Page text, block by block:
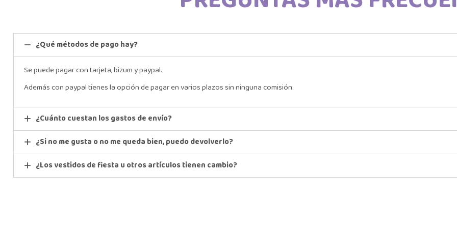
¿Qué métodos de pago hay?
Se puede pagar con tarjeta, bizum y paypal.
Además con paypal tienes la opción de pagar en varios plazos sin ninguna comisión.
¿Cuánto cuestan los gastos de envío?
¿Si no me gusta o no me queda bien, puedo devolverlo?
¿Los vestidos de fiesta u otros artículos tienen cambio?